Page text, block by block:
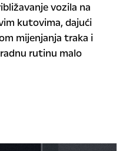
vozila na
kutovima, dajući
mijenjanja traka i
rutinu malo